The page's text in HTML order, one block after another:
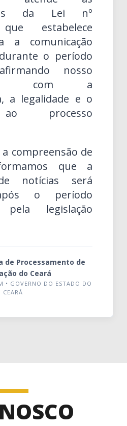
da Lei nº
que estabelece
a comunicação
o período
nosso
com a
a legalidade e o
processo
compreensão de
que a
notícias será
o período
pela legislação
de Processamento de
do Ceará
• GOVERNO DO ESTADO DO
CEARÁ